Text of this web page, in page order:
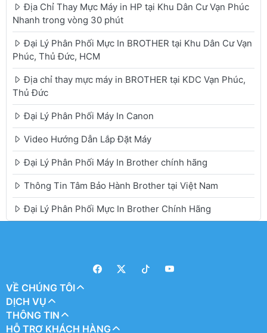
Địa Chỉ Thay Mực Máy in HP tại Khu Dân Cư Vạn Phúc
Nhanh trong vòng 30 phút
Đại Lý Phân Phối Mực In BROTHER tại Khu Dân Cư Vạn
Phúc, Thủ Đức, HCM
Địa chỉ thay mực máy in BROTHER tại KDC Vạn Phúc,
Thủ Đức
Đại Lý Phân Phối Máy In Canon
Video Hướng Dẫn Lắp Đặt Máy
Đại Lý Phân Phối Máy In Brother chính hãng
Thông Tin Tâm Bảo Hành Brother tại Việt Nam
Đại Lý Phân Phối Mực In Brother Chính Hãng
VỀ CHÚNG TÔI
DỊCH VỤ
THÔNG TIN
HỖ TRỢ KHÁCH HÀNG